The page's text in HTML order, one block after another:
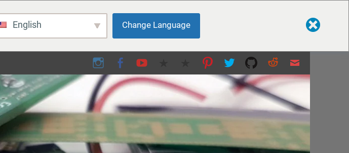
English Change Language
3D printen en meer...